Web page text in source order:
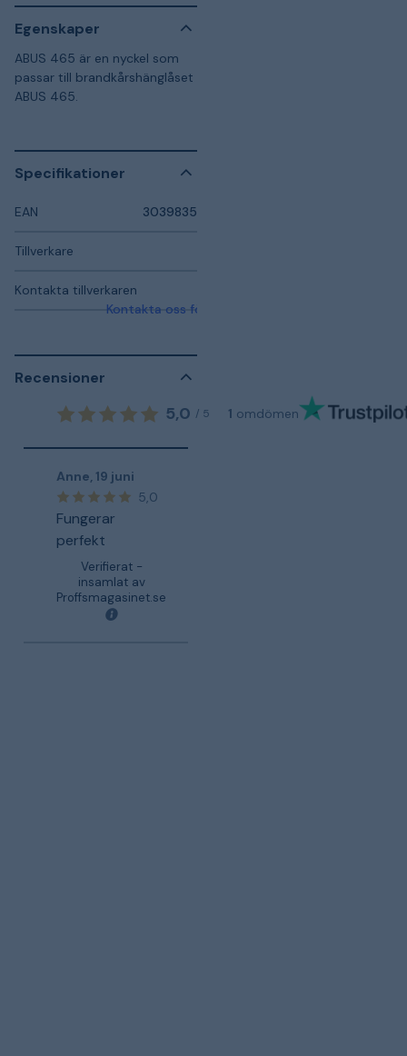
Egenskaper
ABUS 465 är en nyckel som
passar till brandkårshänglåset
ABUS 465.
Specifikationer
EAN 3039835
Tillverkare
Kontakta tillverkaren
Kontakta oss för mer information
Recensioner
5,0 / 5 1 omdömen
Anne, 19 juni
5,0
Fungerar
perfekt
Verifierat -
insamlat av
Proffsmagasinet.se